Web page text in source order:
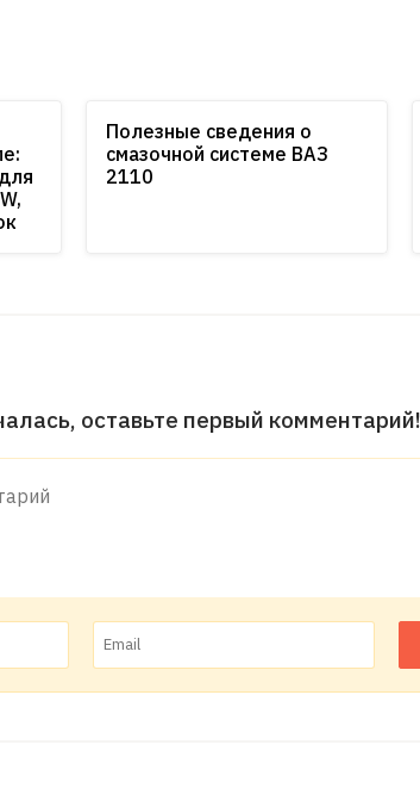
Полезные сведения о
смазочной системе ВАЗ
2110
оставьте первый комментарий!